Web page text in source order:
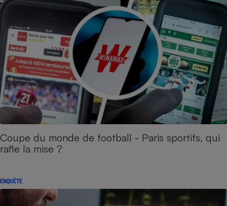
Coupe du monde de football - Paris sportifs, qui
rafle la mise ?
ENQUÊTE